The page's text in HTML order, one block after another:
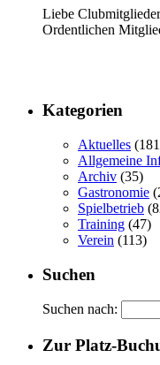
Liebe
Ordentlichen
Kategorien
Aktuelles
Allgemeine
Archiv (35)
Gastronomie
Spielbetrieb
Training (47)
Verein (113)
Suchen
Suchen nach:
Zur Platz-